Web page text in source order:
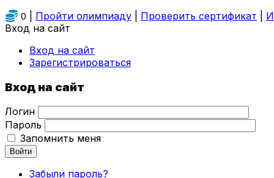
0 Пройти олимпиаду Проверить сертификат
Вход на сайт
Вход на сайт
Зарегистрироваться
Вход на сайт
Логин
Пароль
Запомнить меня
Войти
Забыли пароль?